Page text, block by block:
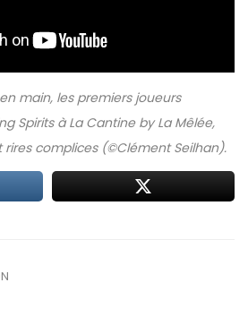
main, les premiers joueurs
Spirits à La Cantine by La Mêlée,
complices (©Clément Seilhan).